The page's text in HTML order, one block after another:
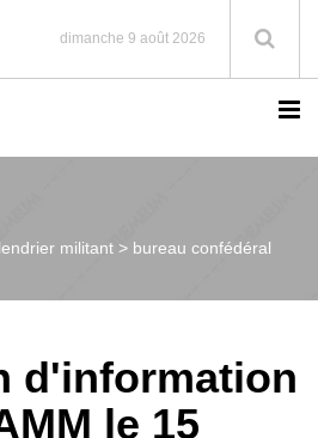
dimanche 9 août 2026
militant > bureau confédéral
d'information
le 15